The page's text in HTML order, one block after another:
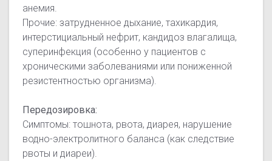
анемия.
Прочие: затрудненное дыхание, тахикардия,
интерстициальный нефрит, кандидоз влагалища,
суперинфекция (особенно у пациентов с
хроническими заболеваниями или пониженной
резистентностью организма).
Передозировка:
Симптомы: тошнота, рвота, диарея, нарушение
водно-электролитного баланса (как следствие
рвоты и диареи).